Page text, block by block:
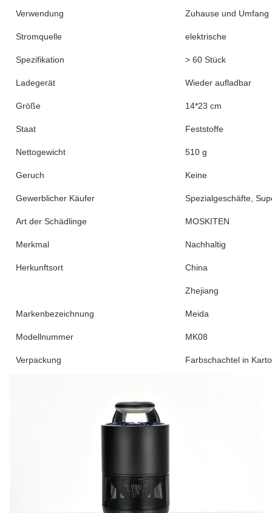
Verwendung Zuhause und Umfang
Stromquelle elektrische
Spezifikation > 60 Stück
Ladegerät Wieder aufladbar
Größe 14*23 cm
Staat Feststoffe
Nettogewicht 510 g
Geruch Keine
Gewerblicher Käufer Spezialgeschäfte,
Art der Schädlinge MOSKITEN
Merkmal Nachhaltig
Herkunftsort China
Zhejiang
Markenbezeichnung Meida
Modellnummer MK08
Verpackung Farbschachtel in